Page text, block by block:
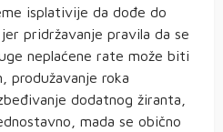
isplativije da dođe do
pridržavanje pravila da se
neplaćene rate može biti
produžavanje roka
dodatnog žiranta,
mada se obično